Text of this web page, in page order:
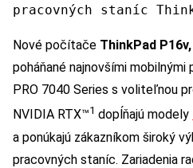
pracovných staníc
Nové počítače ThinkPad
poháňané najnovšími
PRO 7040 Series s voliteľnou
NVIDIA RTX™1 dopĺňajú modely
a ponúkajú zákazníkom široký
pracovných staníc. Zariadenia